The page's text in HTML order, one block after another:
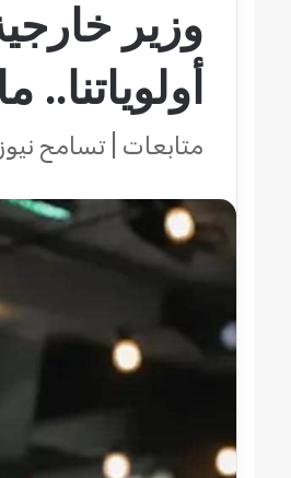
وزير
متابعات | تسامح نيوز